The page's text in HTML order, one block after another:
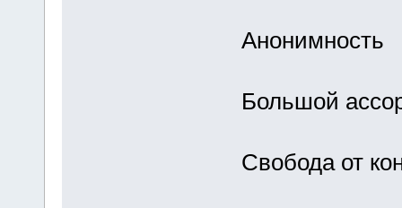
Анонимность
Большой
Свобода от